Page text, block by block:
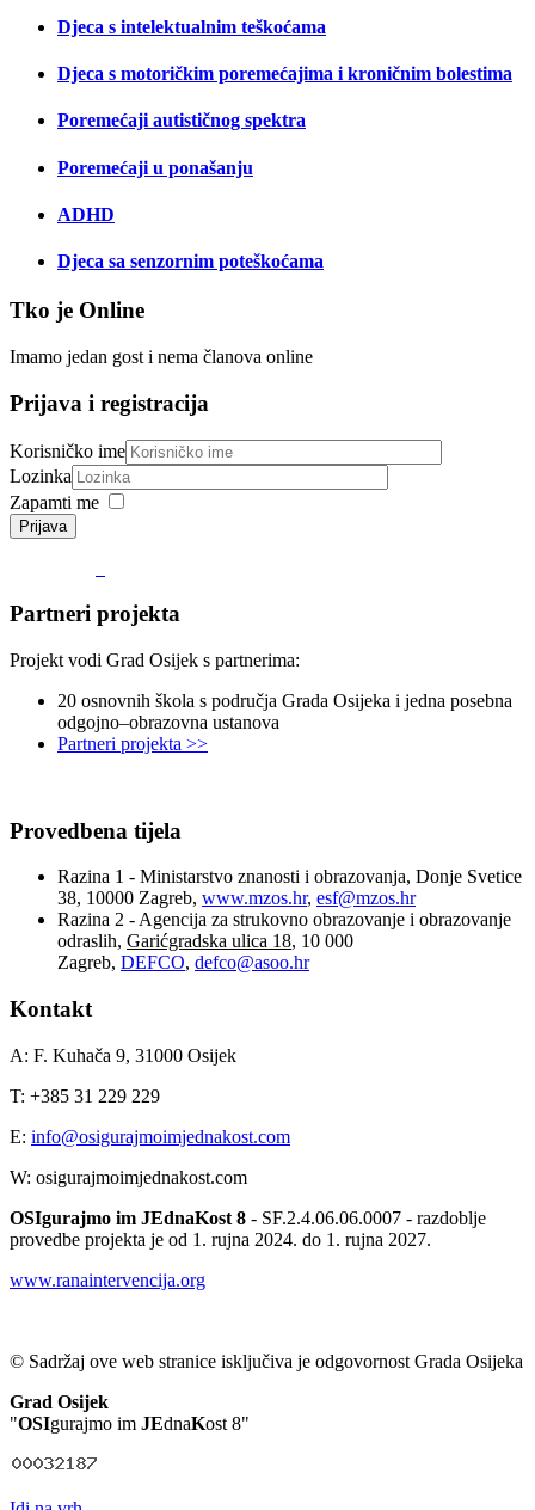
Djeca s intelektualnim teškoćama
Djeca s motoričkim poremećajima i kroničnim bolestima
Poremećaji autističnog spektra
Poremećaji u ponašanju
ADHD
Djeca sa senzornim poteškoćama
Tko je Online
Imamo jedan gost i nema članova online
Prijava i registracija
Korisničko ime
Lozinka
Zapamti me
Prijava
Partneri projekta
Projekt vodi Grad Osijek s partnerima:
20 osnovnih škola s područja Grada Osijeka i jedna posebna
odgojno–obrazovna ustanova
Partneri projekta >>
Provedbena tijela
Razina 1 - Ministarstvo znanosti i obrazovanja, Donje Svetice
38, 10000 Zagreb, www.mzos.hr, esf@mzos.hr
Razina 2 - Agencija za strukovno obrazovanje i obrazovanje
odraslih, Garićgradska ulica 18, 10 000
Zagreb, DEFCO, defco@asoo.hr
Kontakt
A: F. Kuhača 9, 31000 Osijek
T: +385 31 229 229
E: info@osigurajmoimjednakost.com
W: osigurajmoimjednakost.com
OSIgurajmo im JEdnaKost 8 - SF.2.4.06.06.0007 - razdoblje
provedbe projekta je od 1. rujna 2024. do 1. rujna 2027.
www.ranaintervencija.org
© Sadržaj ove web stranice isključiva je odgovornost Grada Osijeka
Grad Osijek
"OSIgurajmo im JEdnaKost 8"